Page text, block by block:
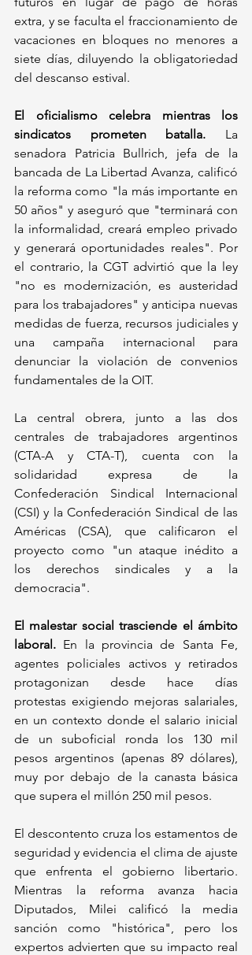
extra, y se faculta el fraccionamiento de
vacaciones en bloques no menores a
siete días, diluyendo la obligatoriedad
del descanso estival.
El oficialismo celebra mientras los
sindicatos prometen batalla. La
senadora Patricia Bullrich, jefa de la
bancada de La Libertad Avanza, calificó
la reforma como "la más importante en
50 años" y aseguró que "terminará con
la informalidad, creará empleo privado
y generará oportunidades reales". Por
el contrario, la CGT advirtió que la ley
"no es modernización, es austeridad
para los trabajadores" y anticipa nuevas
medidas de fuerza, recursos judiciales y
una campaña internacional para
denunciar la violación de convenios
fundamentales de la OIT.
La central obrera, junto a las dos
centrales de trabajadores argentinos
(CTA-A y CTA-T), cuenta con la
solidaridad expresa de la
Confederación Sindical Internacional
(CSI) y la Confederación Sindical de las
Américas (CSA), que calificaron el
proyecto como "un ataque inédito a
los derechos sindicales y a la
democracia".
El malestar social trasciende el ámbito
laboral. En la provincia de Santa Fe,
agentes policiales activos y retirados
protagonizan desde hace días
protestas exigiendo mejoras salariales,
en un contexto donde el salario inicial
de un suboficial ronda los 130 mil
pesos argentinos (apenas 89 dólares),
muy por debajo de la canasta básica
que supera el millón 250 mil pesos.
El descontento cruza los estamentos de
seguridad y evidencia el clima de ajuste
que enfrenta el gobierno libertario.
Mientras la reforma avanza hacia
Diputados, Milei calificó la media
sanción como "histórica", pero los
expertos advierten que su impacto real